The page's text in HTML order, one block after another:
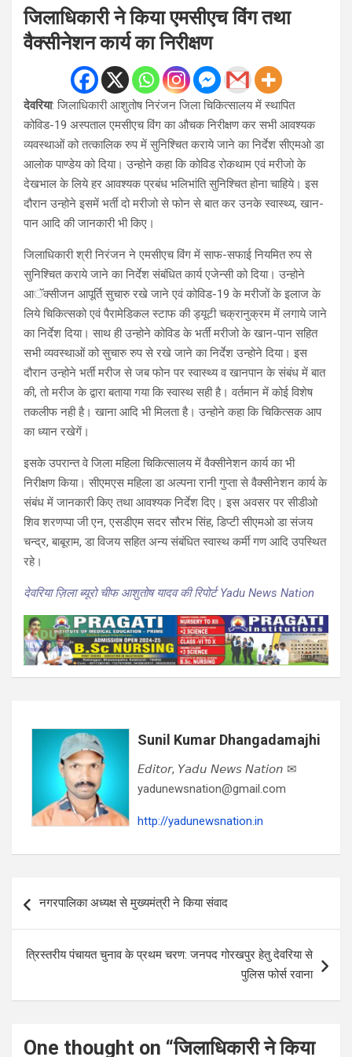
जिलाधिकारी ने किया एमसीएच विंग तथा
वैक्सीनेशन कार्य का निरीक्षण
देवरिया: जिलाधिकारी आशुतोष निरंजन जिला चिकित्सालय में स्थापित
कोविड-19 अस्पताल एमसीएच विंग का औचक निरीक्षण कर सभी आवश्यक
व्यवस्थाओं को तत्कालिक रुप में सुनिश्चित कराये जाने का निर्देश सीएमओ डा
आलोक पाण्डेय को दिया। उन्होने कहा कि कोविड रोकथाम एवं मरीजो के
देखभाल के लिये हर आवश्यक प्रबंध भलिभांति सुनिश्चित होना चाहिये। इस
दौरान उन्होने इसमें भर्ती दो मरीजो से फोन से बात कर उनके स्वास्थ्य, खान-
पान आदि की जानकारी भी किए।
जिलाधिकारी श्री निरंजन ने एमसीएच विंग में साफ-सफाई नियमित रुप से
सुनिश्चित कराये जाने का निर्देश संबंधित कार्य एजेन्सी को दिया। उन्होने
आॅक्सीजन आपूर्ति सुचारु रखे जाने एवं कोविड-19 के मरीजों के इलाज के
लिये चिकित्सको एवं पैरामेडिकल स्टाफ की ड्यूटी चक्रानुक्रम में लगाये जाने
का निर्देश दिया। साथ ही उन्होने कोविड के भर्ती मरीजो के खान-पान सहित
सभी व्यवस्थाओं को सुचारु रुप से रखे जाने का निर्देश उन्होने दिया। इस
दौरान उन्होने भर्ती मरीज से जब फोन पर स्वास्थ्य व खानपान के संबंध में बात
की, तो मरीज के द्वारा बताया गया कि स्वास्थ सही है। वर्तमान में कोई विशेष
तकलीफ नही है। खाना आदि भी मिलता है। उन्होने कहा कि चिकित्सक आप
का ध्यान रखेगें।
इसके उपरान्त वे जिला महिला चिकित्सालय में वैक्सीनेशन कार्य का भी
निरीक्षण किया। सीएमएस महिला डा अल्पना रानी गुप्ता से वैक्सीनेशन कार्य के
संबंध में जानकारी किए तथा आवश्यक निर्देश दिए। इस अवसर पर सीडीओ
शिव शरणप्पा जी एन, एसडीएम सदर सौरभ सिंह, डिप्टी सीएमओ डा संजय
चन्द्र, बाबूराम, डा विजय सहित अन्य संबंधित स्वास्थ कर्मी गण आदि उपस्थित
रहे।
देवरिया ज़िला ब्यूरो चीफ आशुतोष यादव की रिपोर्ट Yadu News Nation
Sunil Kumar Dhangadamajhi
𝘌𝘥𝘪𝘵𝘰𝘳, 𝘠𝘢𝘥𝘶 𝘕𝘦𝘸𝘴 𝘕𝘢𝘵𝘪𝘰𝘯 ✉
yadunewsnation@gmail.com
http://yadunewsnation.in
navigation
नगरपालिका अध्यक्ष से मुख्यमंत्री ने किया संवाद
त्रिस्तरीय पंचायत चुनाव के प्रथम चरण: जनपद गोरखपुर हेतु देवरिया से
पुलिस फोर्स रवाना
One thought on “जिलाधिकारी ने किया